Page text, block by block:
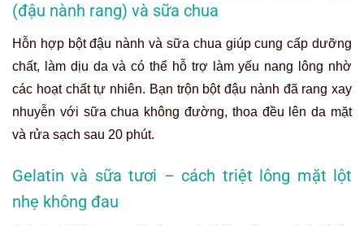
(đậu nành rang) và sữa chua
Hỗn hợp bột đậu nành và sữa chua giúp cung cấp dưỡng
chất, làm dịu da và có thể hỗ trợ làm yếu nang lông nhờ
các hoạt chất tự nhiên. Bạn trộn bột đậu nành đã rang xay
nhuyễn với sữa chua không đường, thoa đều lên da mặt
và rửa sạch sau 20 phút.
Gelatin và sữa tươi – cách triệt lông mặt lột
nhẹ không đau